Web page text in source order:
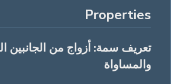
Properties
تعريف سمة: أزواج من الجانبين
والمساواة